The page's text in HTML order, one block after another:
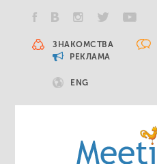
ЗНАКОМСТВА
РЕКЛАМА
ENG